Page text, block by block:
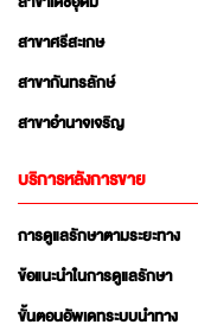
สาขาศรีสะเกษ
สาขากันทรลักษ์
สาขาอำนาจเจริญ
บริการหลังการขาย
การดูแลรักษาตามระยะทาง
ข้อแนะนำในการดูแลรักษา
ขั้นตอนอัพเดทระบบนำทาง